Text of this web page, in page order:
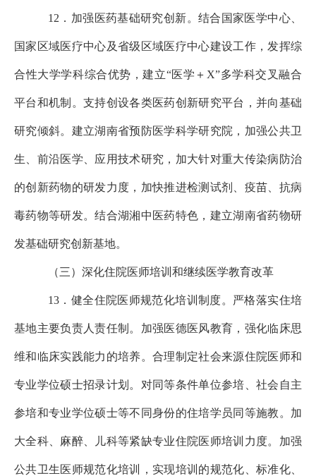
12．加强医药基础研究创新。结合国家医学中心、
国家区域医疗中心及省级区域医疗中心建设工作，发挥综
合性大学学科综合优势，建立“医学＋X”多学科交叉融合
平台和机制。支持创设各类医药创新研究平台，并向基础
研究倾斜。建立湖南省预防医学科学研究院，加强公共卫
生、前沿医学、应用技术研究，加大针对重大传染病防治
的创新药物的研发力度，加快推进检测试剂、疫苗、抗病
毒药物等研发。结合湖湘中医药特色，建立湖南省药物研
发基础研究创新基地。
（三）深化住院医师培训和继续医学教育改革
13．健全住院医师规范化培训制度。严格落实住培
基地主要负责人责任制。加强医德医风教育，强化临床思
维和临床实践能力的培养。合理制定社会来源住院医师和
专业学位硕士招录计划。对同等条件单位参培、社会自主
参培和专业学位硕士等不同身份的住培学员同等施教。加
大全科、麻醉、儿科等紧缺专业住院医师培训力度。加强
公共卫生医师规范化培训，实现培训的规范化、标准化、